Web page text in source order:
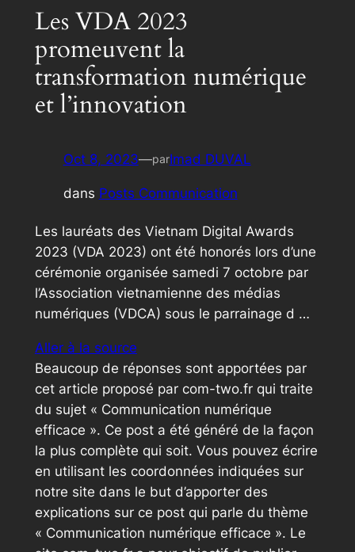
Les VDA 2023
promeuvent la
transformation numérique
et l’innovation
Oct 8, 2023—parImad DUVAL
dans Posts Communication
Les lauréats des Vietnam Digital Awards
2023 (VDA 2023) ont été honorés lors d’une
cérémonie organisée samedi 7 octobre par
l’Association vietnamienne des médias
numériques (VDCA) sous le parrainage d …
Aller à la source
Beaucoup de réponses sont apportées par
cet article proposé par com-two.fr qui traite
du sujet « Communication numérique
efficace ». Ce post a été généré de la façon
la plus complète qui soit. Vous pouvez écrire
en utilisant les coordonnées indiquées sur
notre site dans le but d’apporter des
explications sur ce post qui parle du thème
« Communication numérique efficace ». Le